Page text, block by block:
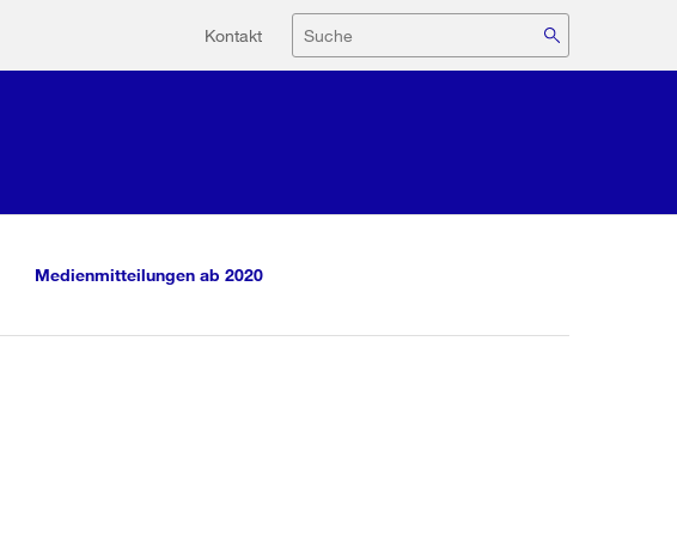
Hilfsnavigation
Kontakt Suche
Medienmitteilungen ab 2020